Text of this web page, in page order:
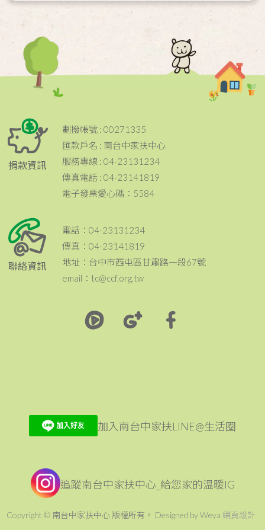
捐款資訊
劃撥帳號 : 00271335
匯款戶名 : 南台中家扶中心
服務專線 : 04-23131234
傳真電話 : 04-23141819
電子發票愛心碼：5584
聯絡資訊
電話：04-23131234
傳真：04-23141819
地址：台中市西屯區甘肅路一段67號
email：tc@ccf.org.tw
加入南台中家扶LINE@生活圈
追蹤南台中家扶中心_給您家的溫暖IG
Copyright © 南台中家扶中心 版權所有。 Designed by Weya 網頁設計